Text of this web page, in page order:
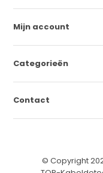
Mijn account
Categorieën
Contact
© Copyright